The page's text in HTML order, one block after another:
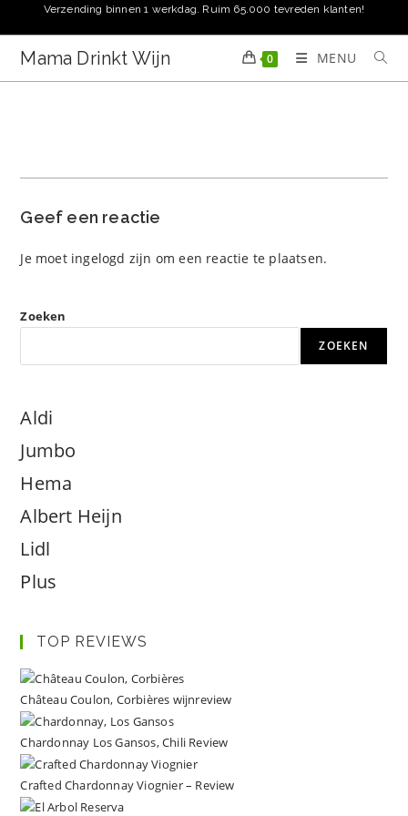
naar
inhoud
Verzending binnen 1 werkdag. Ruim 65.000 tevreden klanten!
Mama Drinkt Wijn 0 MENU
Geef een reactie
Je moet ingelogd zijn om een reactie te plaatsen.
Zoeken
ZOEKEN
Aldi
Jumbo
Hema
Albert Heijn
Lidl
Plus
TOP REVIEWS
Château Coulon, Corbières wijnreview
Chardonnay Los Gansos, Chili Review
Crafted Chardonnay Viognier – Review